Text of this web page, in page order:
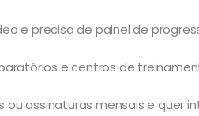
e precisa de painel de
e centros de
ou assinaturas mensais e